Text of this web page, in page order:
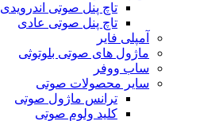
تاچ پنل صوتی اندرویدی
تاچ پنل صوتی عادی
آمپلی فایر
ماژول های صوتی بلوتوثی
ساب ووفر
سایر محصولات صوتی
ترانس ماژول صوتی
کلید ولوم صوتی